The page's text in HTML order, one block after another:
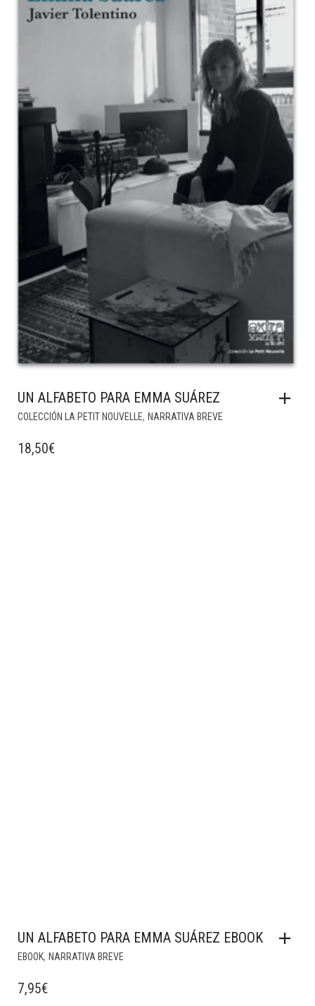
UN ALFABETO PARA EMMA SUÁREZ
COLECCIÓN LA PETIT NOUVELLE, NARRATIVA BREVE
18,50€
UN ALFABETO PARA EMMA SUÁREZ EBOOK
EBOOK, NARRATIVA BREVE
7,95€